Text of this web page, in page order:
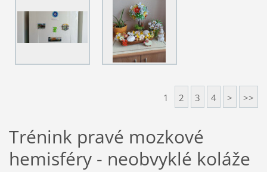
1 2 3 4 > >>
Trénink pravé mozkové
hemisféry - neobvyklé koláže